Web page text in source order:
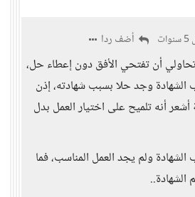
أضف ردا
تحاولي أن تفتحي الأفق دون إعطاء حل،
وجد حلا بسبب شهادته، إذن
أشعر أنه تلميح على اختيار العمل بدل
ولم يجد العمل المناسب، فما
الشهادة..